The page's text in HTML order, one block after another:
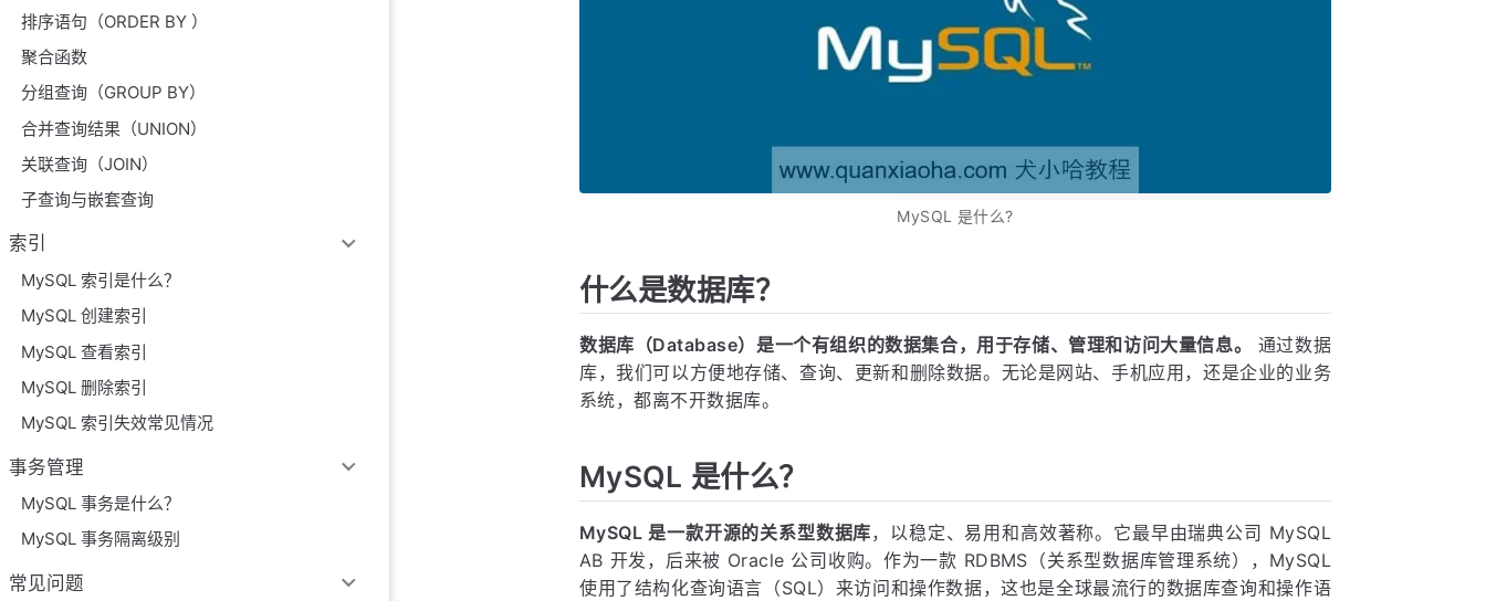
排序语句（ORDER BY ）
聚合函数
分组查询（GROUP BY）
合并查询结果（UNION）
关联查询（JOIN）
子查询与嵌套查询
索引
MySQL 索引是什么？
MySQL 创建索引
MySQL 查看索引
MySQL 删除索引
MySQL 索引失效常见情况
事务管理
MySQL 事务是什么？
MySQL 事务隔离级别
常见问题
MySQL 是什么?
什么是数据库？
数据库（Database）是一个有组织的数据集合，用于存储、管理和访问大量信息。
通过数据
库，我们可以方便地存储、查询、更新和删除数据。无论是网站、手机应用，还是企业的业务
系统，都离不开数据库。
MySQL 是什么？
MySQL 是一款开源的关系型数据库，以稳定、易用和高效著称。它最早由瑞典公司 MySQL
AB 开发，后来被 Oracle 公司收购。作为一款 RDBMS（关系型数据库管理系统），MySQL
使用了结构化查询语言（SQL）来访问和操作数据，这也是全球最流行的数据库查询和操作语